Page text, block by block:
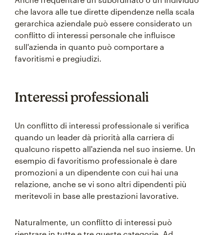
che lavora alle tue dirette dipendenze nella scala
gerarchica aziendale può essere considerato un
conflitto di interessi personale che influisce
sull'azienda in quanto può comportare a
favoritismi e pregiudizi.
Interessi professionali
Un conflitto di interessi professionale si verifica
quando un leader dà priorità alla carriera di
qualcuno rispetto all'azienda nel suo insieme. Un
esempio di favoritismo professionale è dare
promozioni a un dipendente con cui hai una
relazione, anche se vi sono altri dipendenti più
meritevoli in base alle prestazioni lavorative.
Naturalmente, un conflitto di interessi può